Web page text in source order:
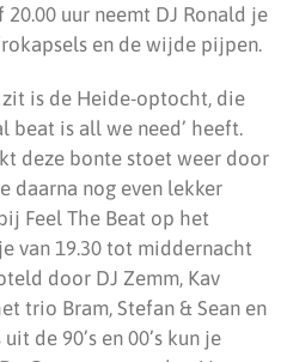
uur neemt DJ Ronald je
en de wijde pijpen.
is de Heide-optocht, die
beat is all we need’ heeft.
deze bonte stoet weer door
daarna nog even lekker
Feel The Beat op het
van 19.30 tot middernacht
door DJ Zemm, Kav
trio Bram, Stefan & Sean en
de 90’s en 00’s kun je